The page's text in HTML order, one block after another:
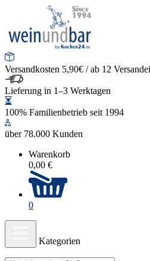
Versandkosten 5,90€ / ab 12
Lieferung in 1–3 Werktagen
100% Familienbetrieb seit 1994
über 78.000 Kunden
Warenkorb
0,00 €
0
Kategorien